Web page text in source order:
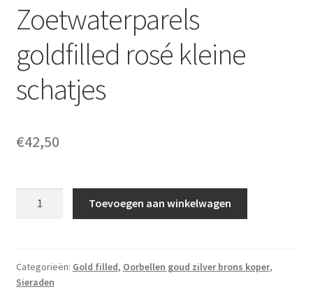
Zoetwaterparels
goldfilled rosé kleine
schatjes
€42,50
schatjes
aantal
Toevoegen aan winkelwagen
Categorieën: Gold filled, Oorbellen goud zilver brons koper,
Sieraden